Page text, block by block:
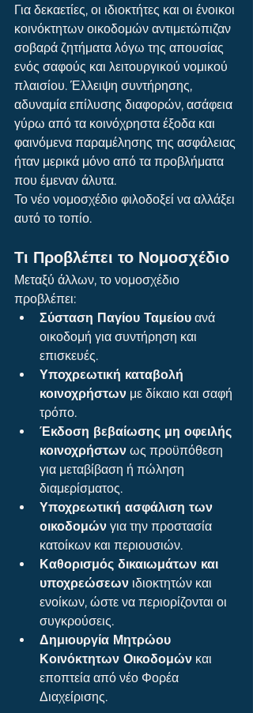
Για δεκαετίες, οι ιδιοκτήτες και οι ένοικοι
κοινόκτητων οικοδομών αντιμετώπιζαν
σοβαρά ζητήματα λόγω της απουσίας
ενός σαφούς και λειτουργικού νομικού
πλαισίου. Έλλειψη συντήρησης,
αδυναμία επίλυσης διαφορών, ασάφεια
γύρω από τα κοινόχρηστα έξοδα και
φαινόμενα παραμέλησης της ασφάλειας
ήταν μερικά μόνο από τα προβλήματα
που έμεναν άλυτα.
Το νέο νομοσχέδιο φιλοδοξεί να αλλάξει
αυτό το τοπίο.
Τι Προβλέπει το Νομοσχέδιο
Μεταξύ άλλων, το νομοσχέδιο
προβλέπει:
Σύσταση Παγίου Ταμείου ανά
οικοδομή για συντήρηση και
επισκευές.
Υποχρεωτική καταβολή
κοινοχρήστων με δίκαιο και σαφή
τρόπο.
Έκδοση βεβαίωσης μη οφειλής
κοινοχρήστων ως προϋπόθεση
για μεταβίβαση ή πώληση
διαμερίσματος.
Υποχρεωτική ασφάλιση των
οικοδομών για την προστασία
κατοίκων και περιουσιών.
Καθορισμός δικαιωμάτων και
υποχρεώσεων ιδιοκτητών και
ενοίκων, ώστε να περιορίζονται οι
συγκρούσεις.
Δημιουργία Μητρώου
Κοινόκτητων Οικοδομών και
εποπτεία από νέο Φορέα
Διαχείρισης.